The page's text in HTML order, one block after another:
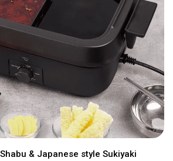
& Japanese style Sukiyaki